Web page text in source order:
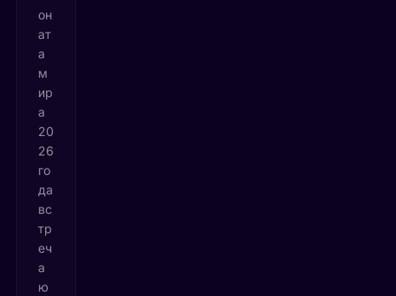
он
ат
а
м
ир
а
20
26
го
да
вс
тр
еч
а
ю